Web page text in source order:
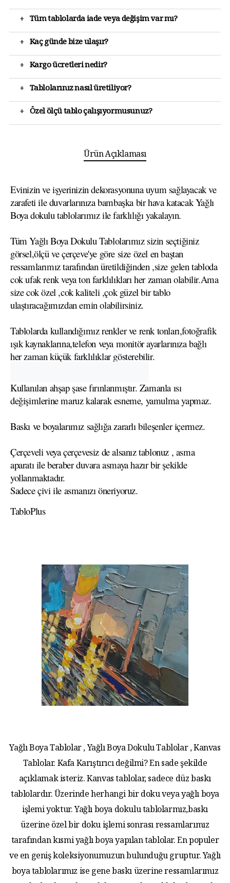
+ Tüm tablolarda iade veya değişim var mı?
+ Kaç günde bize ulaşır?
+ Kargo ücretleri nedir?
+ Tablolarınız nasıl üretiliyor?
+ Özel ölçü tablo çalışıyormusunuz?
Ürün Açıklaması
Evinizin ve işyerinizin dekorasyonuna uyum sağlayacak ve
zarafeti ile duvarlarınıza bambaşka bir hava katacak Yağlı
Boya dokulu tablolarımız ile farklılığı yakalayın.
Tüm Yağlı Boya Dokulu Tablolarımız sizin seçtiğiniz
görsel,ölçü ve çerçeve'ye göre size özel en baştan
ressamlarımız tarafından üretildiğinden ,size gelen tabloda
cok ufak renk veya ton farklılıkları her zaman olabilir.Ama
size cok özel ,cok kaliteli ,çok güzel bir tablo
ulaştıracağımızdan emin olabilirsiniz.
Tablolarda kullandığımız renkler ve renk tonları,fotoğrafik
ışık kaynaklarına,telefon veya monitör ayarlarınıza bağlı
her zaman küçük farklılıklar gösterebilir.
Kullanılan ahşap şase fırınlanmıştır. Zamanla ısı
değişimlerine maruz kalarak esneme, yamulma yapmaz.
Baskı ve boyalarımız sağlığa zararlı bileşenler içermez.
Çerçeveli veya çerçevesiz de alsanız tablonuz , asma
aparatı ile beraber duvara asmaya hazır bir şekilde
yollanmaktadır.
Sadece çivi ile asmanızı öneriyoruz.
TabloPlus
Yağlı Boya Tablolar , Yağlı Boya Dokulu Tablolar , Kanvas
Tablolar. Kafa Karıştırıcı değilmi? En sade şekilde
açıklamak isteriz. Kanvas tablolar, sadece düz baskı
tablolardır. Üzerinde herhangi bir doku veya yağlı boya
işlemi yoktur. Yağlı boya dokulu tablolarmız,baskı
üzerine özel bir doku işlemi sonrası ressamlarımız
tarafından kısmi yağlı boya yapılan tablolar. En populer
ve en geniş koleksiyonumuzun bulunduğu gruptur. Yağlı
boya tablolarımız ise gene baskı üzerine ressamlarımız